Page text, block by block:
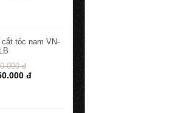
cắt tóc nam VN-
đ
đ